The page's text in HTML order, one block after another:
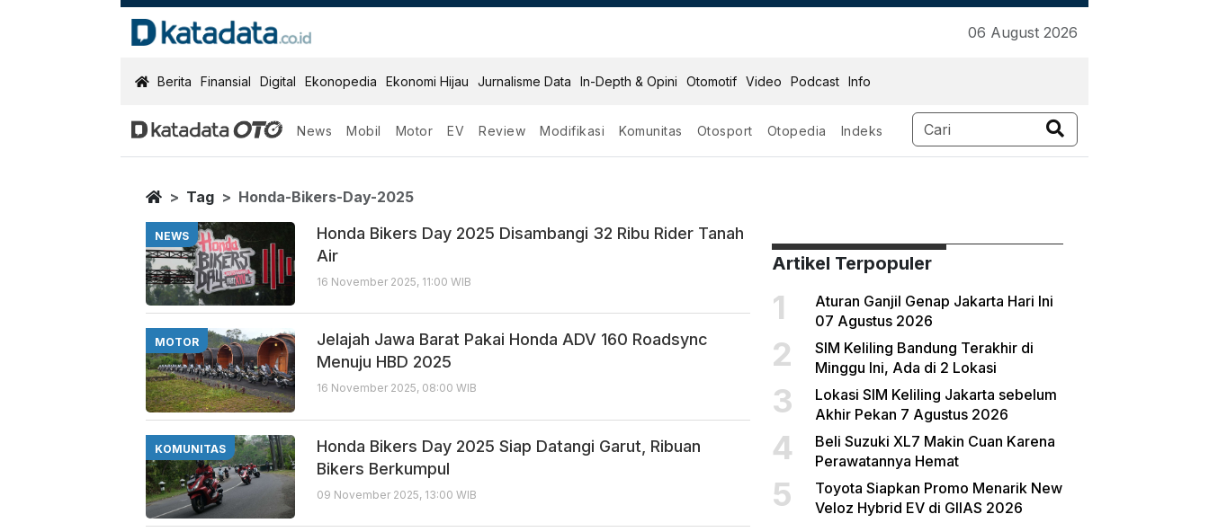
06 August 2026
KatadataOTO
Berita Finansial Digital Ekonopedia Ekonomi Hijau Jurnalisme Data In-Depth & Opini Otomotif Video Podcast Info
News Mobil Motor EV Review Modifikasi Komunitas Otosport Otopedia Indeks
Honda Bikers Day 2025
Berita Terbaru
Home
Tag Honda-Bikers-Day-2025
NEWS
Honda Bikers Day 2025 Disambangi 32 Ribu Rider Tanah
Air
16 November 2025, 11:00 WIB
MOTOR
Jelajah Jawa Barat Pakai Honda ADV 160 Roadsync
Menuju HBD 2025
16 November 2025, 08:00 WIB
KOMUNITAS
Honda Bikers Day 2025 Siap Datangi Garut, Ribuan
Bikers Berkumpul
09 November 2025, 13:00 WIB
Artikel Terpopuler
1
Aturan Ganjil Genap Jakarta Hari Ini
07 Agustus 2026
2
SIM Keliling Bandung Terakhir di
Minggu Ini, Ada di 2 Lokasi
3
Lokasi SIM Keliling Jakarta sebelum
Akhir Pekan 7 Agustus 2026
4
Beli Suzuki XL7 Makin Cuan Karena
Perawatannya Hemat
5
Toyota Siapkan Promo Menarik New
Veloz Hybrid EV di GIIAS 2026